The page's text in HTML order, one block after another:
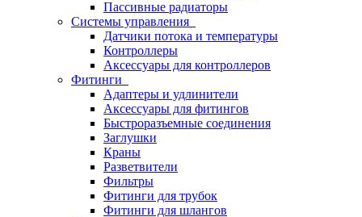
Пассивные радиаторы
Системы управления
Датчики потока и температуры
Контроллеры
Аксессуары для контроллеров
Фитинги
Адаптеры и удлинители
Аксессуары для фитингов
Быстроразъемные соединения
Заглушки
Краны
Разветвители
Фильтры
Фитинги для трубок
Фитинги для шлангов